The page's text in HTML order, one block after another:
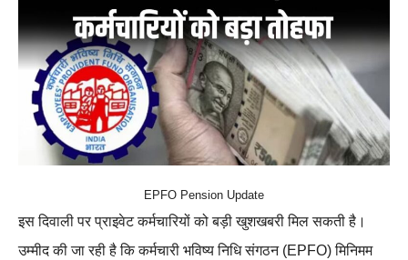
EPFO Pension Update
इस दिवाली पर प्राइवेट कर्मचारियों को बड़ी खुशखबरी मिल सकती है।
उम्मीद की जा रही है कि कर्मचारी भविष्य निधि संगठन (EPFO) मिनिमम